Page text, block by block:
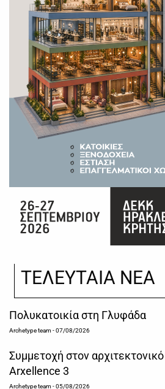
ΤΕΛΕΥΤΑΙΑ ΝΕΑ
Πολυκατοικία στη Γλυφάδα
Archetype team- 07/08/2026
Συμμετοχή στον
Arxellence 3
Archetype team- 05/08/2026